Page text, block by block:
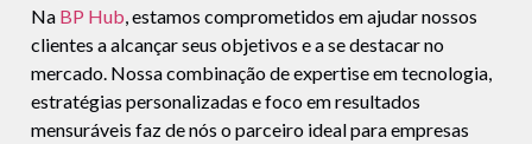
Na BP Hub , estamos comprometidos em ajudar nossos
clientes a alcançar seus objetivos e a se destacar no
mercado. Nossa combinação de expertise em tecnologia,
estratégias personalizadas e foco em resultados
mensuráveis faz de nós o parceiro ideal para empresas